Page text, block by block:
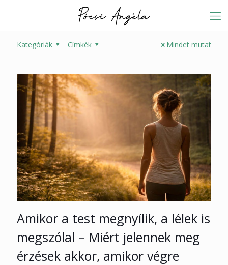
Kategóriák Címkék Mindet mutat
Amikor a test megnyílik, a lélek is
megszólal – Miért jelennek meg
érzések akkor, amikor végre